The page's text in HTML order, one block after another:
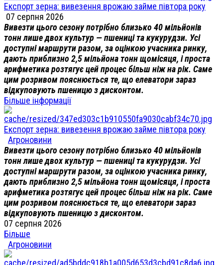
Експорт зерна: вивезення врожаю займе півтора року
07 серпня 2026
Вивезти цього сезону потрібно близько 40 мільйонів
тонн лише двох культур — пшениці та кукурудзи. Усі
доступні маршрути разом, за оцінкою учасника ринку,
дають приблизно 2,5 мільйона тонн щомісяця, і проста
арифметика розтягує цей процес більш ніж на рік. Саме
цим розривом пояснюється те, що елеватори зараз
відкуповують пшеницю з дисконтом.
Більше інформації
Експорт зерна: вивезення врожаю займе півтора року
Агроновини
Вивезти цього сезону потрібно близько 40 мільйонів
тонн лише двох культур — пшениці та кукурудзи. Усі
доступні маршрути разом, за оцінкою учасника ринку,
дають приблизно 2,5 мільйона тонн щомісяця, і проста
арифметика розтягує цей процес більш ніж на рік. Саме
цим розривом пояснюється те, що елеватори зараз
відкуповують пшеницю з дисконтом.
07 серпня 2026
Більше
Агроновини